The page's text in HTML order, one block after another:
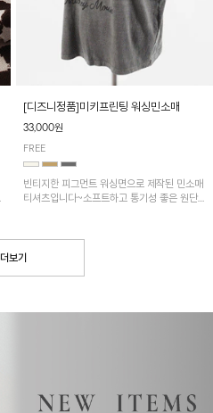
[디즈니정품]미키프린팅 워싱민소매
33,000원
FREE
빈티지한 피그먼트 워싱면으로 제작된 민소매
티셔츠입니다~소프트하고 통기성 좋은 원단
더보기